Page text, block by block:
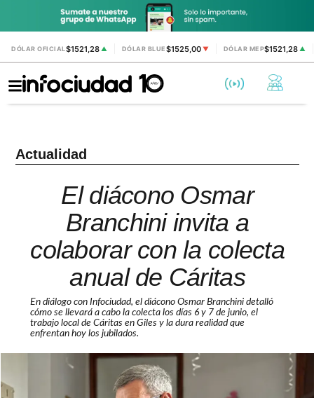
DÓLAR OFICIAL$1521,28 ▲ DÓLAR BLUE$1525,00 ▼ DÓLAR MEP$1521,28▲
Actualidad
El diácono Osmar
Branchini invita a
colaborar con la colecta
anual de Cáritas
En diálogo con Infociudad, el diácono Osmar Branchini detalló
cómo se llevará a cabo la colecta los días 6 y 7 de junio, el
trabajo local de Cáritas en Giles y la dura realidad que
enfrentan hoy los jubilados.